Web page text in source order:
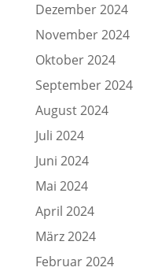
Dezember 2024
November 2024
Oktober 2024
September 2024
August 2024
Juli 2024
Juni 2024
Mai 2024
April 2024
März 2024
Februar 2024